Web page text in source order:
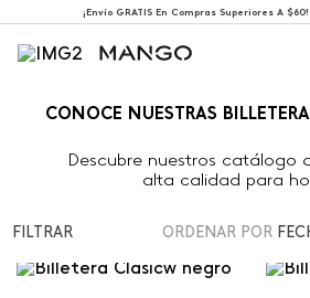
¡Envío GRATIS En Compras Superiores A
CONOCE NUESTRAS
Descubre nuestros catálogo
alta calidad para
FILTRAR ORDENAR POR